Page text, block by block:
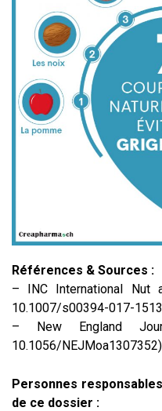
Références & Sources :
– INC International Nut
10.1007/s00394-017-
– New England
10.1056/NEJMoa1307352)
Personnes
de ce dossier :